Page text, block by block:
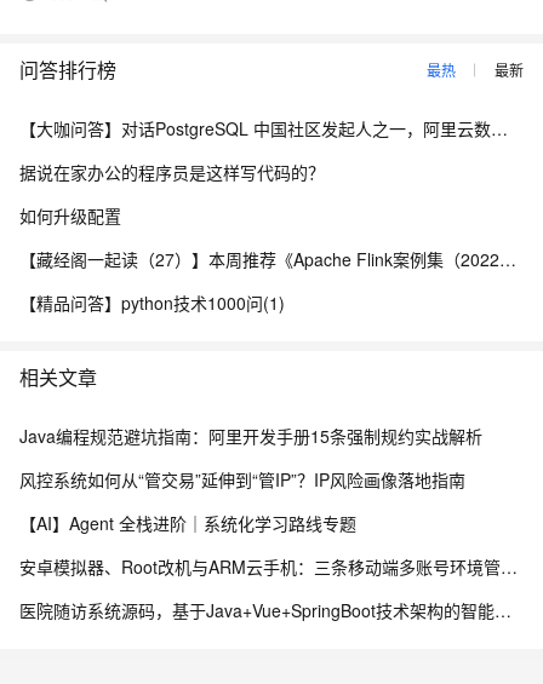
问答排行榜 最热 最新
【大咖问答】对话PostgreSQL 中国社区发起人之一，阿里云数据库高级专家 德哥
据说在家办公的程序员是这样写代码的？
如何升级配置
【藏经阁一起读（27）】本周推荐《Apache Flink案例集（2022版）》，你有哪些心得？
【精品问答】python技术1000问(1)
相关文章
Java编程规范避坑指南：阿里开发手册15条强制规约实战解析
风控系统如何从“管交易”延伸到“管IP”？IP风险画像落地指南
【AI】Agent 全栈进阶｜系统化学习路线专题
安卓模拟器、Root改机与ARM云手机：三条移动端多账号环境管理路径的工程实测手记
医院随访系统源码，基于Java+Vue+SpringBoot技术架构的智能化管理平台